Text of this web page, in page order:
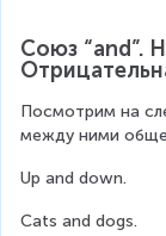
Союз “and”.
Посмотрим на
между ними
Up and down.
Cats and dogs.